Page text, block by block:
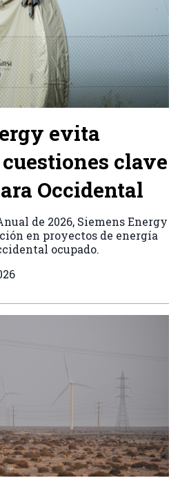
evita
clave
Occidental
de 2026, Siemens Energy
en proyectos de energía
ocupado.